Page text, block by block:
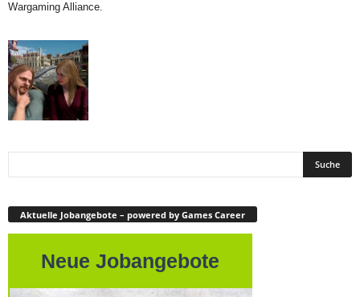
Wargaming Alliance.
Aktuelle Jobangebote – powered by Games Career